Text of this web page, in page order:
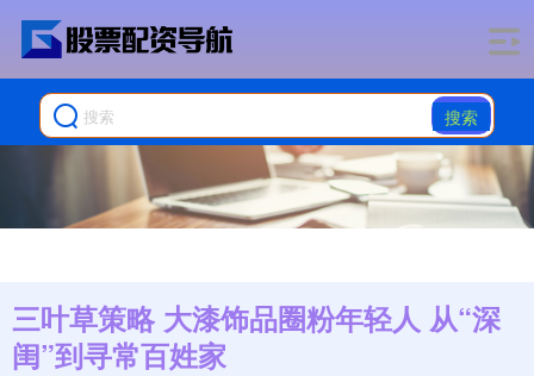
搜索
三叶草策略 大漆饰品圈粉年轻人 从“深
闺”到寻常百姓家